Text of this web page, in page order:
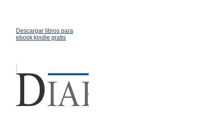
Descargar libros para
ebook kindle gratis